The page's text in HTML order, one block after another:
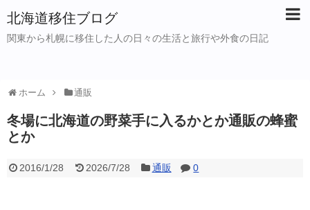
北海道移住ブログ
関東から札幌に移住した人の日々の生活と旅行や外食の日記
ホーム 通販
冬場に北海道の野菜手に入るかとか通販の蜂蜜
とか
2016/1/28 2026/7/28 通販 0